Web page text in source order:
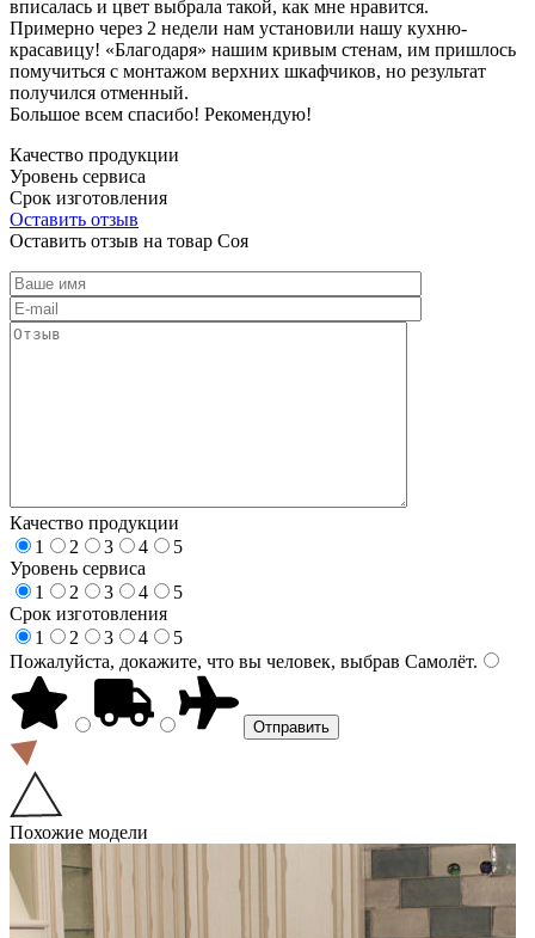
вписалась и цвет выбрала такой, как мне нравится.
Примерно через 2 недели нам установили нашу кухню-
красавицу! «Благодаря» нашим кривым стенам, им пришлось
помучиться с монтажом верхних шкафчиков, но результат
получился отменный.
Большое всем спасибо! Рекомендую!
Качество продукции
Уровень сервиса
Срок изготовления
Оставить отзыв
Оставить отзыв на товар Соя
Качество продукции
1
2 3 4
5
Уровень сервиса
1
2 3 4
5
Срок изготовления
1
2 3 4
5
Пожалуйста, докажите, что вы человек, выбрав Самолёт.
Похожие модели